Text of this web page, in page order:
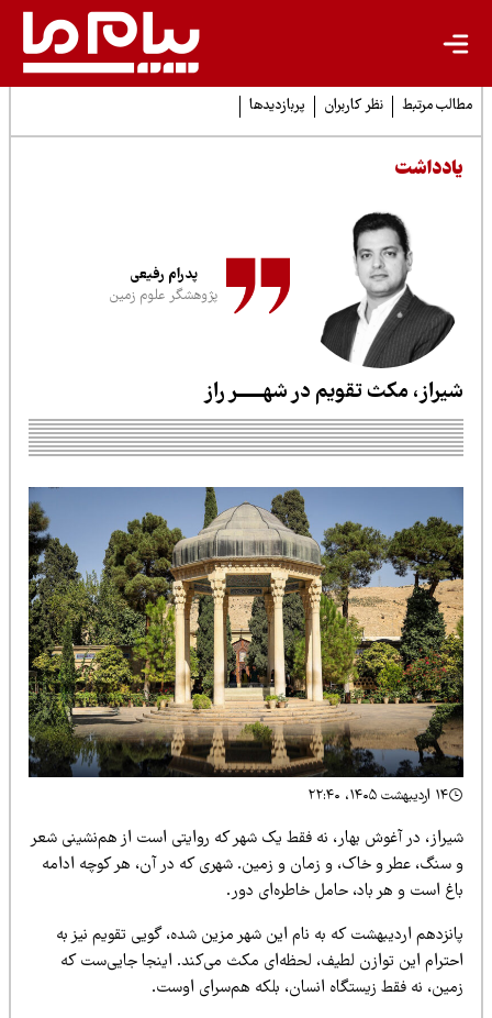
مرتبط نظر کاربران پربازدیدها
پدرام رفیعی
پژوهشگر علوم زمین
مکث تقویم در شهــــــر راز
در آغوش بهار، نه فقط یک شهر که روایتی است از هم‌نشینی شعر
سنگ، عطر و خاک، و زمان و زمین. شهری که در آن، هر کوچه ادامه
است و هر باد، حامل خاطره‌ای دور.
اردیبهشت که به نام این شهر مزین شده، گویی تقویم نیز به
این توازن لطیف، لحظه‌ای مکث می‌کند. اینجا جایی‌ست که
نه فقط زیستگاه انسان، بلکه هم‌سرای اوست.